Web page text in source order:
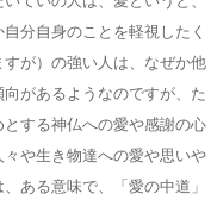
分自身のことを軽視したく
が）の強い人は、なぜか他
があるようなのですが、た
する神仏への愛や感謝の心
や生き物達への愛や思いや
ある意味で、「愛の中道」